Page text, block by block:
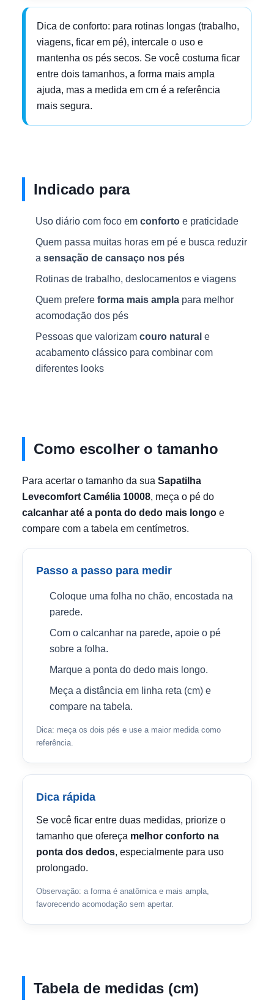
Dica de conforto: para rotinas longas (trabalho,
viagens, ficar em pé), intercale o uso e
mantenha os pés secos. Se você costuma ficar
entre dois tamanhos, a forma mais ampla
ajuda, mas a medida em cm é a referência
mais segura.
Indicado para
Uso diário com foco em conforto e praticidade
Quem passa muitas horas em pé e busca reduzir
a sensação de cansaço nos pés
Rotinas de trabalho, deslocamentos e viagens
Quem prefere forma mais ampla para melhor
acomodação dos pés
Pessoas que valorizam couro natural e
acabamento clássico para combinar com
diferentes looks
Como escolher o tamanho
Para acertar o tamanho da sua Sapatilha
Levecomfort Camélia 10008, meça o pé do
calcanhar até a ponta do dedo mais longo e
compare com a tabela em centímetros.
Passo a passo para medir
Coloque uma folha no chão, encostada na
parede.
Com o calcanhar na parede, apoie o pé
sobre a folha.
Marque a ponta do dedo mais longo.
Meça a distância em linha reta (cm) e
compare na tabela.
Dica: meça os dois pés e use a maior medida como
referência.
Dica rápida
Se você ficar entre duas medidas, priorize o
tamanho que ofereça melhor conforto na
ponta dos dedos, especialmente para uso
prolongado.
Observação: a forma é anatômica e mais ampla,
favorecendo acomodação sem apertar.
Tabela de medidas (cm)